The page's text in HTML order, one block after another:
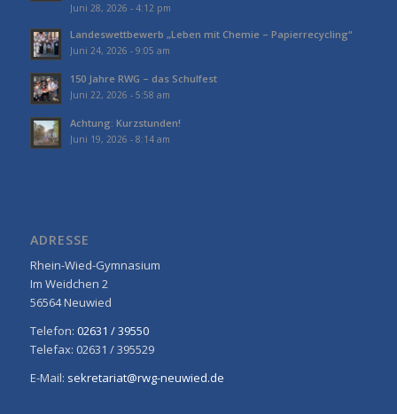
Juni 28, 2026 - 4:12 pm
Landeswettbewerb „Leben mit Chemie – Papierrecycling“
Juni 24, 2026 - 9:05 am
150 Jahre RWG – das Schulfest
Juni 22, 2026 - 5:58 am
Achtung: Kurzstunden!
Juni 19, 2026 - 8:14 am
ADRESSE
Rhein-Wied-Gymnasium
Im Weidchen 2
56564 Neuwied
Telefon: 02631 / 39550
Telefax: 02631 / 395529
E-Mail: sekretariat@rwg-neuwied.de